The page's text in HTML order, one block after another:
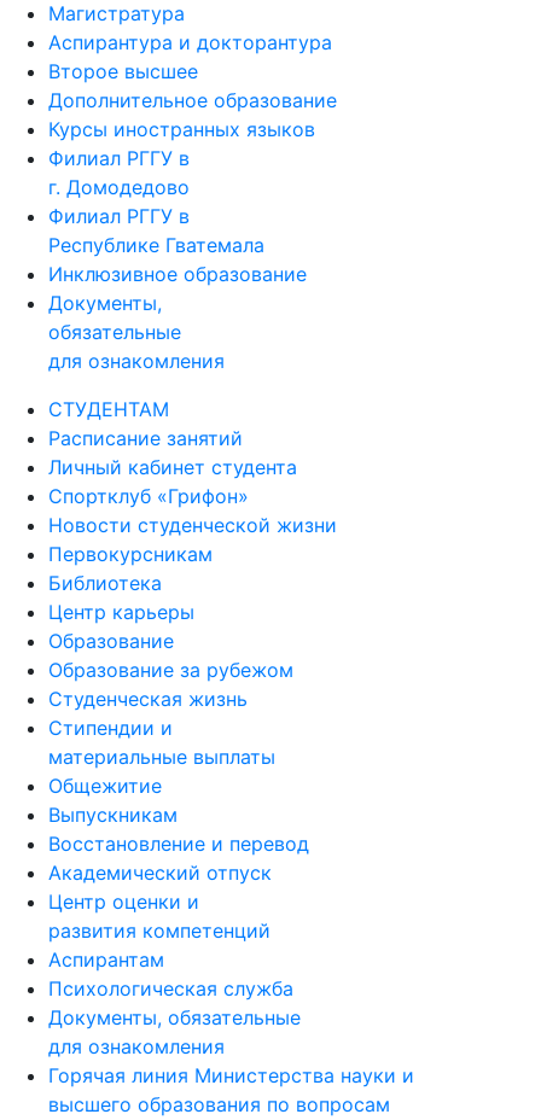
Магистратура
Аспирантура и докторантура
Второе высшее
Дополнительное образование
Курсы иностранных языков
Филиал РГГУ в
г. Домодедово
Филиал РГГУ в
Республике Гватемала
Инклюзивное образование
Документы,
обязательные
для ознакомления
СТУДЕНТАМ
Расписание занятий
Личный кабинет студента
Спортклуб «Грифон»
Новости студенческой жизни
Первокурсникам
Библиотека
Центр карьеры
Образование
Образование за рубежом
Студенческая жизнь
Стипендии и
материальные выплаты
Общежитие
Выпускникам
Восстановление и перевод
Академический отпуск
Центр оценки и
развития компетенций
Аспирантам
Психологическая служба
Документы, обязательные
для ознакомления
Горячая линия Министерства науки и
высшего образования по вопросам